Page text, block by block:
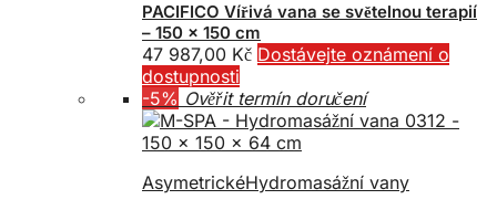
PACIFICO Vířivá vana se světelnou terapií
– 150 x 150 cm
47 987,00 Kč Dostávejte oznámení o
dostupnosti
-5% Ověřit termín doručení
AsymetrickéHydromasážní vany